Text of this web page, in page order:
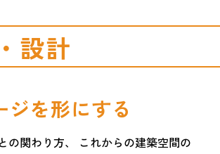
設計
を形にする
の関わり方、 これからの建築空間の